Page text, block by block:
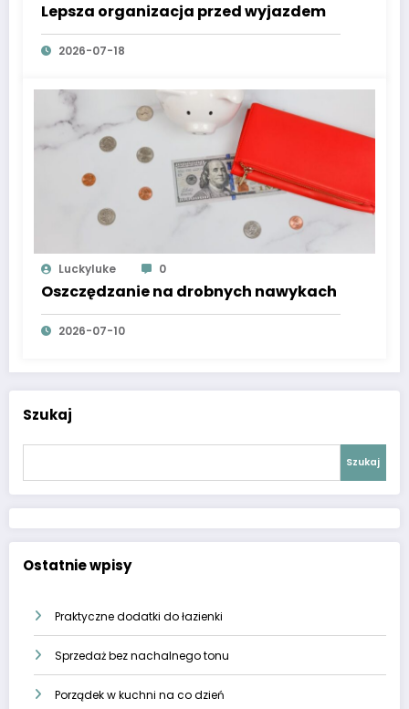
Lepsza organizacja przed wyjazdem
2026-07-18
Luckyluke 0
Oszczędzanie na drobnych nawykach
2026-07-10
Szukaj
Szukaj
Ostatnie wpisy
Praktyczne dodatki do łazienki
Sprzedaż bez nachalnego tonu
Porządek w kuchni na co dzień